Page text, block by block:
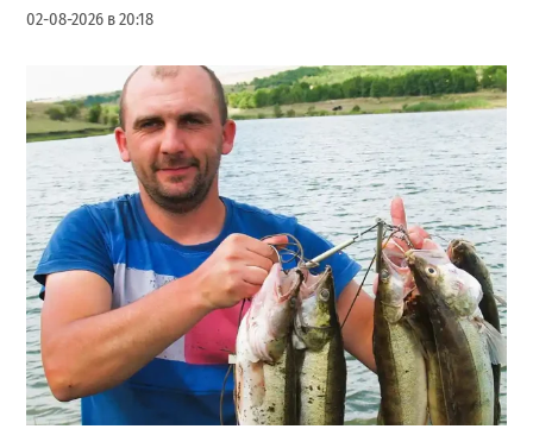
02-08-2026 в 20:18